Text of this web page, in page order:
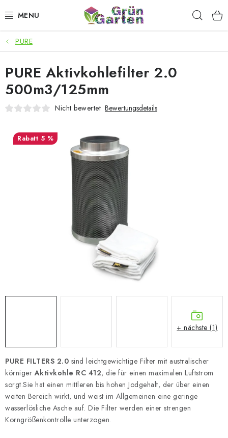
Inhalt
ANGEBOTE
LED PFLANZENLAMPEN
ANBAUBEDARF FÜR DEN HEIMANBAU
SMARTER GARTEN
Kaufberatung
Datenschutzerklärung Impressum
PURE
PURE FILTERS 2.0 sind leichtgewichtige Filter mit australischer
körnigerAktivkohle RC 412, die für einen maximalen Luftstrom
sorgt.Sie hat einen mittleren bis hohen Jodgehalt, der über einen
weiten Bereich wirkt, und weist im Allgemeinen eine geringe
wasserlösliche Asche auf. Die Filter werden einer strengen
Korngrößenkontrolle unterzogen.
PURE Aktivkohlefilter 2.0
500m3/125mm
Nicht bewertet Bewertungsdetails
5 %
+ nächste (1)